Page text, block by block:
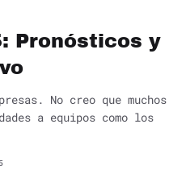
Pronósticos y
No creo que muchos
a equipos como los